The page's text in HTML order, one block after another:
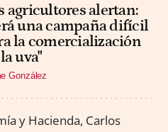
agricultores alertan:
una campaña difícil
la comercialización
uva"
González